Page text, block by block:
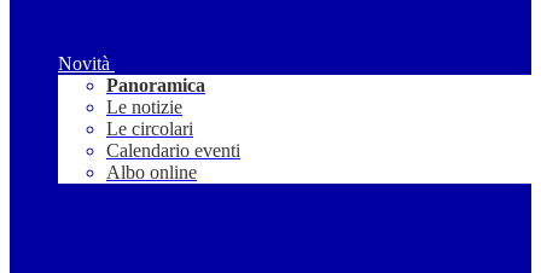
Novità
Panoramica
Le notizie
Le circolari
Calendario eventi
Albo online